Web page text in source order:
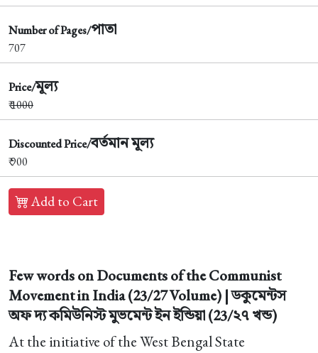
Number of Pages/পাতা
707
Price/মূল্য
₹1000
Discounted Price/বর্তমান মূল্য
₹ 900
Add to Cart
Few words on Documents of the Communist
Movement in India (23/27 Volume) | ডকুমেন্টস
অফ দ্য কমিউনিস্ট মুভমেন্ট ইন ইন্ডিয়া (23/২৭ খন্ড)
At the initiative of the West Bengal State